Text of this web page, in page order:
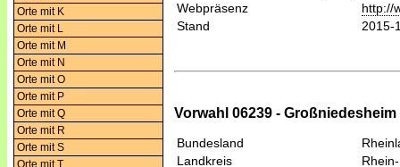
Orte mit K
Orte mit L
Orte mit M
Orte mit N
Orte mit O
Orte mit P
Orte mit Q
Orte mit R
Orte mit S
Orte mit T
Webpräsenz
http://
Stand
2015-
Vorwahl 06239 -
Bundesland
Landkreis